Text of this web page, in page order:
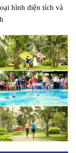
hình diện tích và